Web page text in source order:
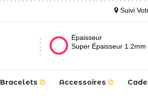
Suivi
Épaisseur
Super Épaisseur 1.2mm
Bracelets Accessoires